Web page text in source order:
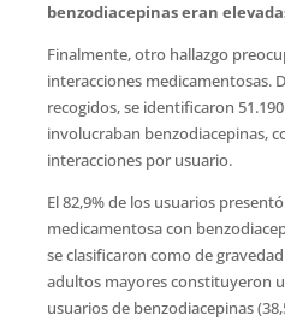
benzodiacepinas eran
Finalmente, otro hallazgo
interacciones medicamentosas.
recogidos, se identificaron
involucraban benzodiacepinas,
interacciones por usuario.
El 82,9% de los usuarios
medicamentosa con
se clasificaron como de
adultos mayores constituyeron
usuarios de benzodiacepinas